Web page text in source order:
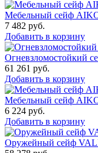
Мебельный сейф
7 482 руб.
Добавить в корзину
Огневзломостойкий
61 261 руб.
Добавить в корзину
Мебельный сейф
6 224 руб.
Добавить в корзину
Оружейный сейф